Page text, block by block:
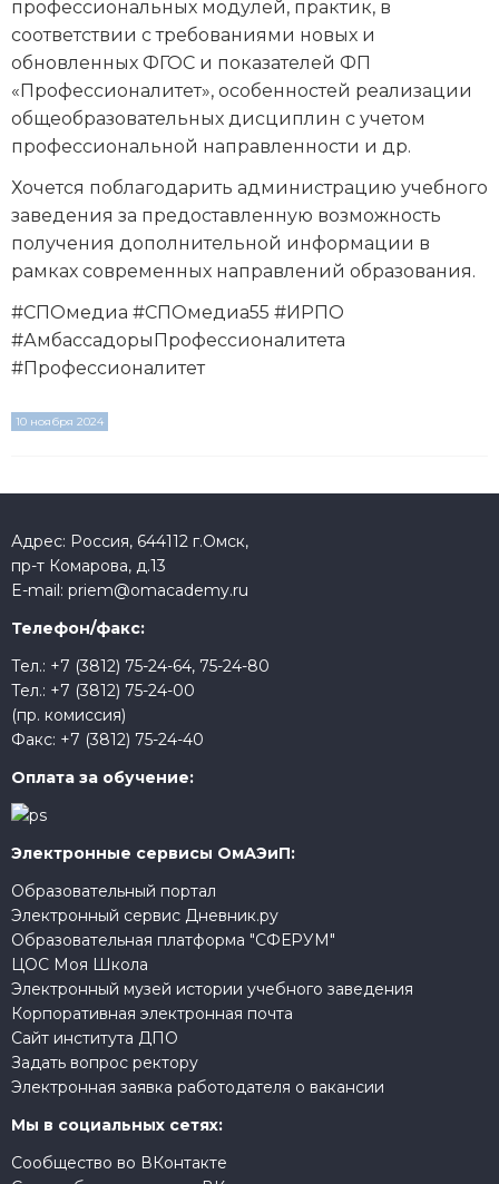
профессиональных модулей, практик, в
соответствии с требованиями новых и
обновленных ФГОС и показателей ФП
«Профессионалитет», особенностей реализации
общеобразовательных дисциплин с учетом
профессиональной направленности и др.
Хочется поблагодарить администрацию учебного
заведения за предоставленную возможность
получения дополнительной информации в
рамках современных направлений образования.
#СПОмедиа #СПОмедиа55 #ИРПО
#АмбассадорыПрофессионалитета
#Профессионалитет
10 ноября 2024
Адрес: Россия, 644112 г.Омск,
пр-т Комарова, д.13
E-mail: priem@omacademy.ru
Телефон/факс:
Тел.: +7 (3812) 75-24-64, 75-24-80
Тел.: +7 (3812) 75-24-00
(пр. комиссия)
Факс: +7 (3812) 75-24-40
Оплата за обучение:
Электронные сервисы ОмАЭиП:
Образовательный портал
Электронный сервис Дневник.ру
Образовательная платформа "СФЕРУМ"
ЦОС Моя Школа
Электронный музей истории учебного заведения
Корпоративная электронная почта
Сайт института ДПО
Задать вопрос ректору
Электронная заявка работодателя о вакансии
Мы в социальных сетях:
Сообщество во ВКонтакте